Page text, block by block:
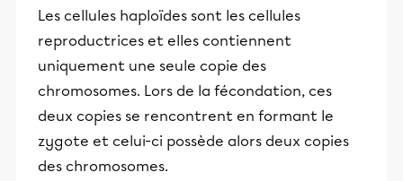
Les cellules haploïdes sont les cellules
reproductrices et elles contiennent
uniquement une seule copie des
chromosomes. Lors de la fécondation, ces
deux copies se rencontrent en formant le
zygote et celui-ci possède alors deux copies
des chromosomes.